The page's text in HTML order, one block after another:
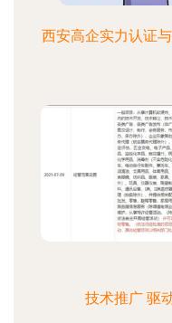
西安高企实力认证
技术推广 驱